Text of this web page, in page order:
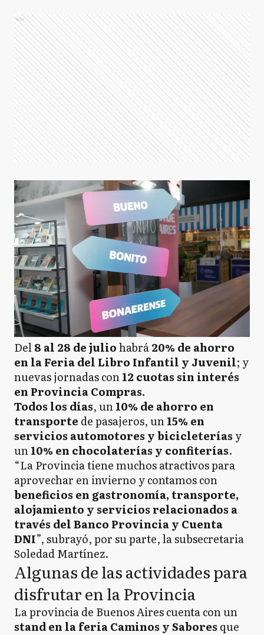
Ads
Del8 al 28 de juliohabrá20% de ahorro
en la Feria del Libro Infantil y Juvenil; y
nuevas jornadas con12 cuotas sin interés
en Provincia Compras.
Todos los días, un10% de ahorro en
transporte de pasajeros, un15% en
servicios automotores y bicicleterías y
un10% en chocolaterías y confiterías.
“La Provincia tiene muchos atractivos para
aprovechar en invierno y contamos con
beneficios en gastronomía, transporte,
alojamiento y servicios relacionados a
través del Banco Provincia y Cuenta
DNI”, subrayó, por su parte, la subsecretaria
Soledad Martínez.
Algunas de las actividades para
disfrutar en la Provincia
La provincia de Buenos Aires cuenta con un
stand en la feria Caminos y Sabores que